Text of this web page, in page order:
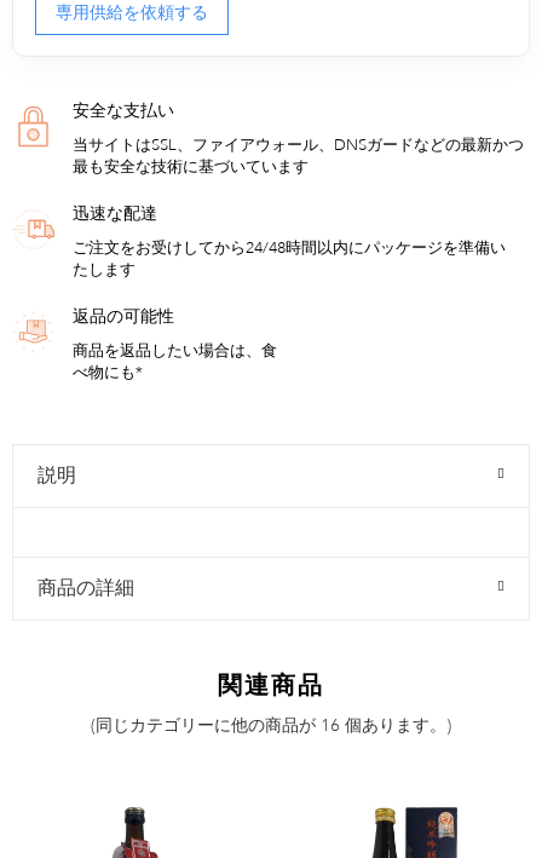
専用供給を依頼する
安全な支払い
当サイトはSSL、ファイアウォール、DNSガードなどの最新かつ
最も安全な技術に基づいています
迅速な配達
ご注文をお受けしてから24/48時間以内にパッケージを準備い
たします
返品の可能性
商品を返品したい場合は、食
べ物にも*
説明
商品の詳細
関連商品
(同じカテゴリーに他の商品が 16 個あります。)